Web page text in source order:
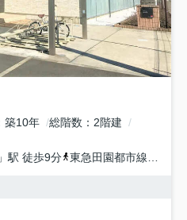
築10年 総階数
2階建
」駅 徒歩9分 東急田園都市線